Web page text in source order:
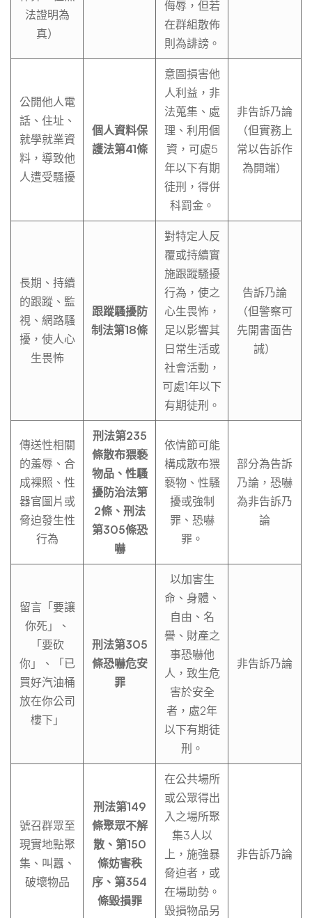
法證明為
真）
侮辱，但若
在群組散佈
則為誹謗。
公開他人電
話、住址、
就學就業資
料，導致他
人遭受騷擾
個人資料保
護法第41條
意圖損害他
人利益，非
法蒐集、處
理、利用個
資，可處5
年以下有期
徒刑，得併
科罰金。
非告訴乃論
（但實務上
常以告訴作
為開端）
長期、持續
的跟蹤、監
視、網路騷
擾，使人心
生畏怖
跟蹤騷擾防
制法第18條
對特定人反
覆或持續實
施跟蹤騷擾
行為，使之
心生畏怖，
足以影響其
日常生活或
社會活動，
可處1年以下
有期徒刑。
告訴乃論
（但警察可
先開書面告
誡）
傳送性相關
的羞辱、合
成裸照、性
器官圖片或
脅迫發生性
行為
刑法第235
條散布猥褻
物品、性騷
擾防治法第
2條、刑法
第305條恐
嚇
依情節可能
構成散布猥
褻物、性騷
擾或強制
罪、恐嚇
罪。
部分為告訴
乃論，恐嚇
為非告訴乃
論
留言「要讓
你死」、
「要砍
你」、「已
買好汽油桶
放在你公司
樓下」
刑法第305
條恐嚇危安
罪
以加害生
命、身體、
自由、名
譽、財產之
事恐嚇他
人，致生危
害於安全
者，處2年
以下有期徒
刑。
非告訴乃論
號召群眾至
現實地點聚
集、叫囂、
破壞物品
刑法第149
條聚眾不解
散、第150
條妨害秩
序、第354
條毀損罪
在公共場所
或公眾得出
入之場所聚
集3人以
上，施強暴
脅迫者，或
在場助勢。
毀損物品另
非告訴乃論